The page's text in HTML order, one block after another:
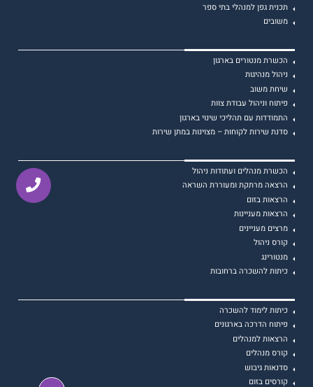
תכנית גפן למנהלי בתי ספר
משובים
הכשרת מנטורים בארגון
ניהול מנהיגות
שיחת משוב
פיתוח וניהול עבודת צוות
התמודדות עם תהליכי שינוי בארגון
סדנת שירות לקוחות – מצוינות במתן שירות
הכשרת מנהלים ועתודות ניהול
הרצאה מרתקת ומעוררת השראה
הרצאות בזום
הרצאות מעניינות
מרצים מעניינים
קורס ניהול
מנטורינג
כיתות להשכרה ברחובות
כיתות לימוד להשכרה
פיתוח הדרכה בארגונים
הרצאות למנהלים
קורס מנהלים
סדנאות גיבוש
קורסים בזום